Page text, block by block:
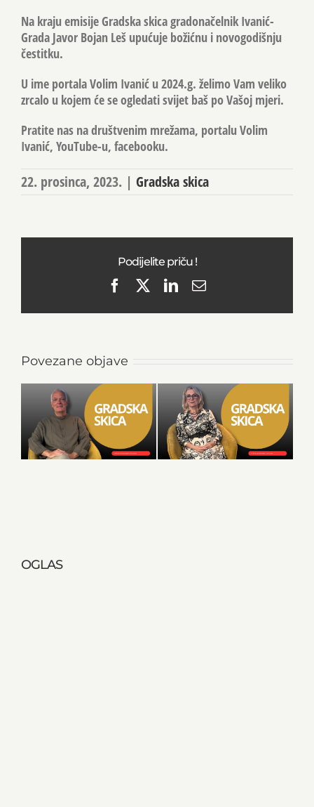
Na kraju emisije Gradska skica gradonačelnik Ivanić-
Grada Javor Bojan Leš upućuje božićnu i novogodišnju
čestitku.
U ime portala Volim Ivanić u 2024.g. želimo Vam veliko
zrcalo u kojem će se ogledati svijet baš po Vašoj mjeri.
Pratite nas na društvenim mrežama, portalu Volim
Ivanić, YouTube-u, facebooku.
22. prosinca, 2023. | Gradska skica
Podijelite priču !
FacebookLinkedIn
Email
Povezane objave
OGLAS